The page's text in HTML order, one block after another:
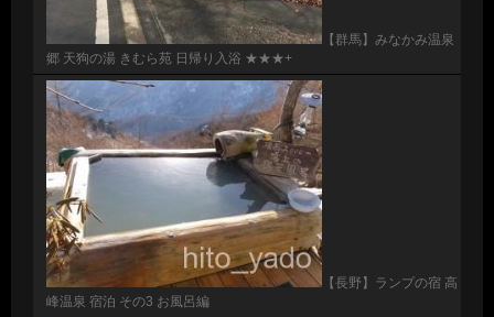
【群馬】みなかみ温泉
郷 天狗の湯 きむら苑 日帰り入浴 ★★★+
【長野】ランプの宿 高
峰温泉 宿泊 その3 お風呂編